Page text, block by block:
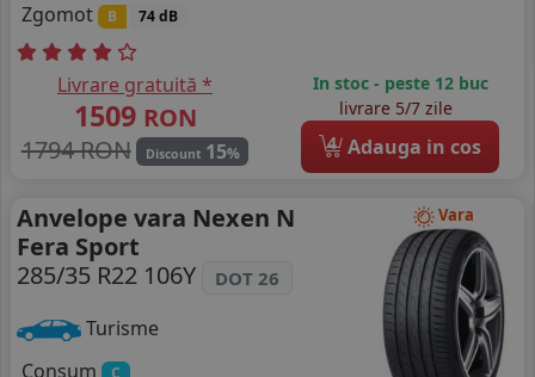
Zgomot B 74 dB
Livrare gratuită *
1509 RON
1794 RON
Discount 15%
In stoc - peste 12 buc
livrare 5/7 zile
4 Adauga in cos
Vara
Anvelope vara Nexen N
Fera Sport
285/35 R22 106Y
DOT 26
Turisme
Consum
C